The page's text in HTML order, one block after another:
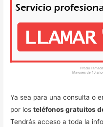
Ya sea para una consulta o
por losteléfonos gratuitos
Tendrás acceso a toda la